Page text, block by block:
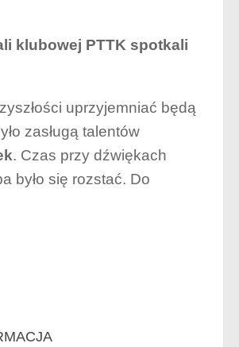
klubowej PTTK spotkali
uprzyjemniać będą
zasługą talentów
. Czas przy dźwiękach
było się rozstać. Do